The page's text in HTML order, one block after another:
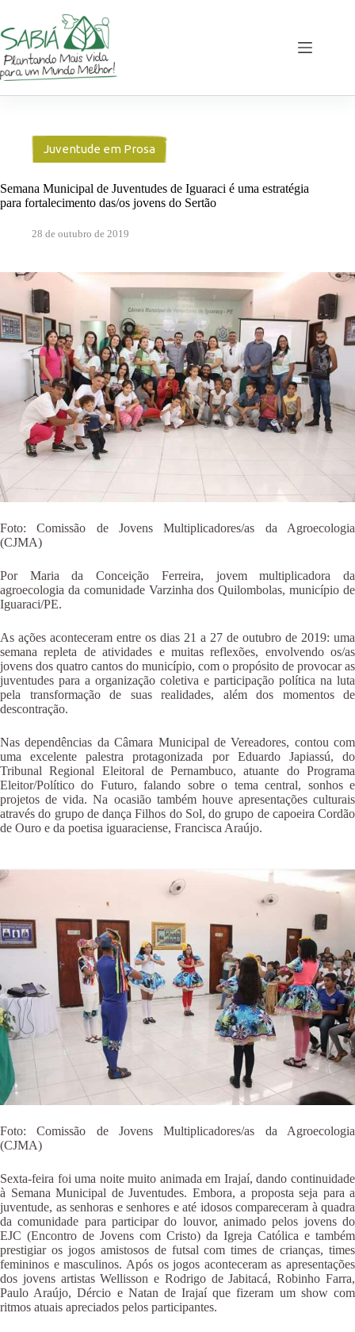
o
conteúdo
Juventude em Prosa
Semana Municipal de Juventudes de Iguaraci é uma estratégia
para fortalecimento das/os jovens do Sertão
28 de outubro de 2019
Foto: Comissão de Jovens Multiplicadores/as da Agroecologia
(CJMA)
Por Maria da Conceição Ferreira, jovem multiplicadora da
agroecologia da comunidade Varzinha dos Quilombolas, município de
Iguaraci/PE.
As ações aconteceram entre os dias 21 a 27 de outubro de 2019: uma
semana repleta de atividades e muitas reflexões, envolvendo os/as
jovens dos quatro cantos do município, com o propósito de provocar as
juventudes para a organização coletiva e participação política na luta
pela transformação de suas realidades, além dos momentos de
descontração.
Nas dependências da Câmara Municipal de Vereadores, contou com
uma excelente palestra protagonizada por Eduardo Japiassú, do
Tribunal Regional Eleitoral de Pernambuco, atuante do Programa
Eleitor/Político do Futuro, falando sobre o tema central, sonhos e
projetos de vida. Na ocasião também houve apresentações culturais
através do grupo de dança Filhos do Sol, do grupo de capoeira Cordão
de Ouro e da poetisa iguaraciense, Francisca Araújo.
Foto: Comissão de Jovens Multiplicadores/as da Agroecologia
(CJMA)
Sexta-feira foi uma noite muito animada em Irajaí, dando continuidade
à Semana Municipal de Juventudes. Embora, a proposta seja para a
juventude, as senhoras e senhores e até idosos compareceram à quadra
da comunidade para participar do louvor, animado pelos jovens do
EJC (Encontro de Jovens com Cristo) da Igreja Católica e também
prestigiar os jogos amistosos de futsal com times de crianças, times
femininos e masculinos. Após os jogos aconteceram as apresentações
dos jovens artistas Wellisson e Rodrigo de Jabitacá, Robinho Farra,
Paulo Araújo, Dércio e Natan de Irajaí que fizeram um show com
ritmos atuais apreciados pelos participantes.